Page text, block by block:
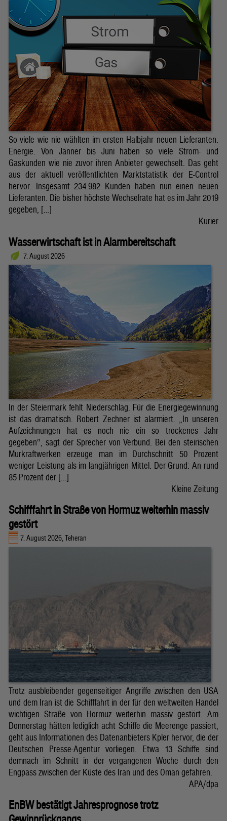
So viele wie nie wählten im ersten Halbjahr neuen Lieferanten.
Energie. Von Jänner bis Juni haben so viele Strom- und
Gaskunden wie nie zuvor ihren Anbieter gewechselt. Das geht
aus der aktuell veröffentlichten Marktstatistik der E-Control
hervor. Insgesamt 234.982 Kunden haben nun einen neuen
Lieferanten. Die bisher höchste Wechselrate hat es im Jahr 2019
gegeben, […]
Kurier
Wasserwirtschaft ist in Alarmbereitschaft
7. August 2026
In der Steiermark fehlt Niederschlag. Für die Energiegewinnung
ist das dramatisch. Robert Zechner ist alarmiert. „In unseren
Aufzeichnungen hat es noch nie ein so trockenes Jahr
gegeben“, sagt der Sprecher von Verbund. Bei den steirischen
Murkraftwerken erzeuge man im Durchschnitt 50 Prozent
weniger Leistung als im langjährigen Mittel. Der Grund: An rund
85 Prozent der […]
Kleine Zeitung
Schifffahrt in Straße von Hormuz weiterhin massiv
gestört
7. August 2026, Teheran
Trotz ausbleibender gegenseitiger Angriffe zwischen den USA
und dem Iran ist die Schifffahrt in der für den weltweiten Handel
wichtigen Straße von Hormuz weiterhin massiv gestört. Am
Donnerstag hätten lediglich acht Schiffe die Meerenge passiert,
geht aus Informationen des Datenanbieters Kpler hervor, die der
Deutschen Presse-Agentur vorliegen. Etwa 13 Schiffe sind
demnach im Schnitt in der vergangenen Woche durch den
Engpass zwischen der Küste des Iran und des Oman gefahren.
APA/dpa
EnBW bestätigt Jahresprognose trotz